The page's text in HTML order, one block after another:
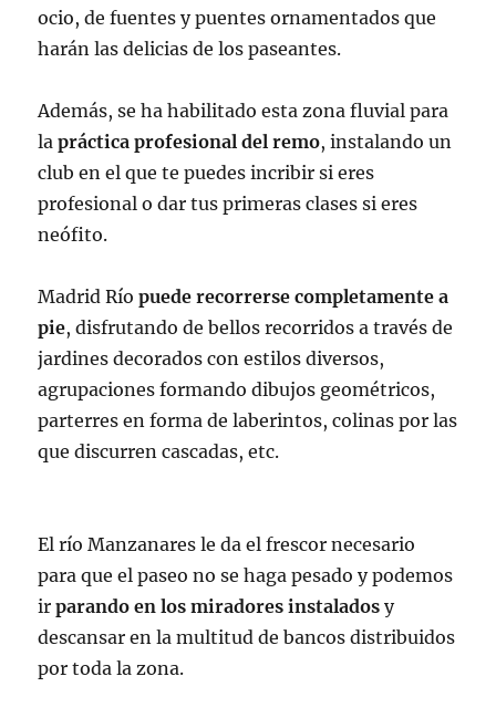
ocio, de fuentes y puentes ornamentados que
harán las delicias de los paseantes.
Además, se ha habilitado esta zona fluvial para
lapráctica profesional del remo, instalando un
club en el que te puedes incribir si eres
profesional o dar tus primeras clases si eres
neófito.
Madrid Ríopuede recorrerse completamente a
pie, disfrutando de bellos recorridos a través de
jardines decorados con estilos diversos,
agrupaciones formando dibujos geométricos,
parterres en forma de laberintos, colinas por las
que discurren cascadas, etc.
El río Manzanares le da el frescor necesario
para que el paseo no se haga pesado y podemos
irparando en los miradores instalados y
descansar en la multitud de bancos distribuidos
por toda la zona.